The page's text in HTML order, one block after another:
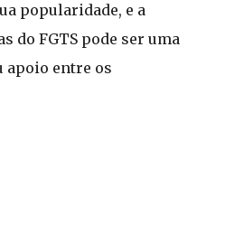
popularidade, e a
do FGTS pode ser uma
apoio entre os